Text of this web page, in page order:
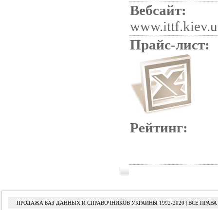
Вебсайт:
Прайс-лист:
Рейтинг:
ПРОДАЖА БАЗ ДАННЫХ И СПРАВОЧНИКОВ УКРАИНЫ 1992-2020 | ВСЕ